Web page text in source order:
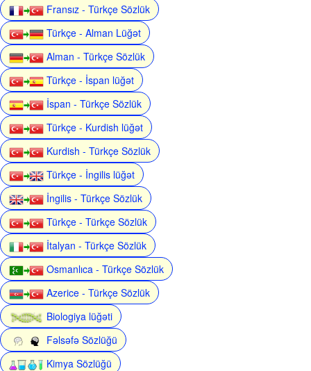
Fransız - Türkçe Sözlük
Türkçe - Alman Lüğət
Alman - Türkçe Sözlük
Türkçe - İspan lüğət
İspan - Türkçe Sözlük
Türkçe - Kurdish lüğət
Kurdish - Türkçe Sözlük
Türkçe - İngilis lüğət
İngilis - Türkçe Sözlük
Türkçe - Türkçe Sözlük
İtalyan - Türkçe Sözlük
Osmanlıca - Türkçe Sözlük
Azerice - Türkçe Sözlük
Biologiya lüğəti
Fəlsəfə Sözlüğü
Kimya Sözlüğü